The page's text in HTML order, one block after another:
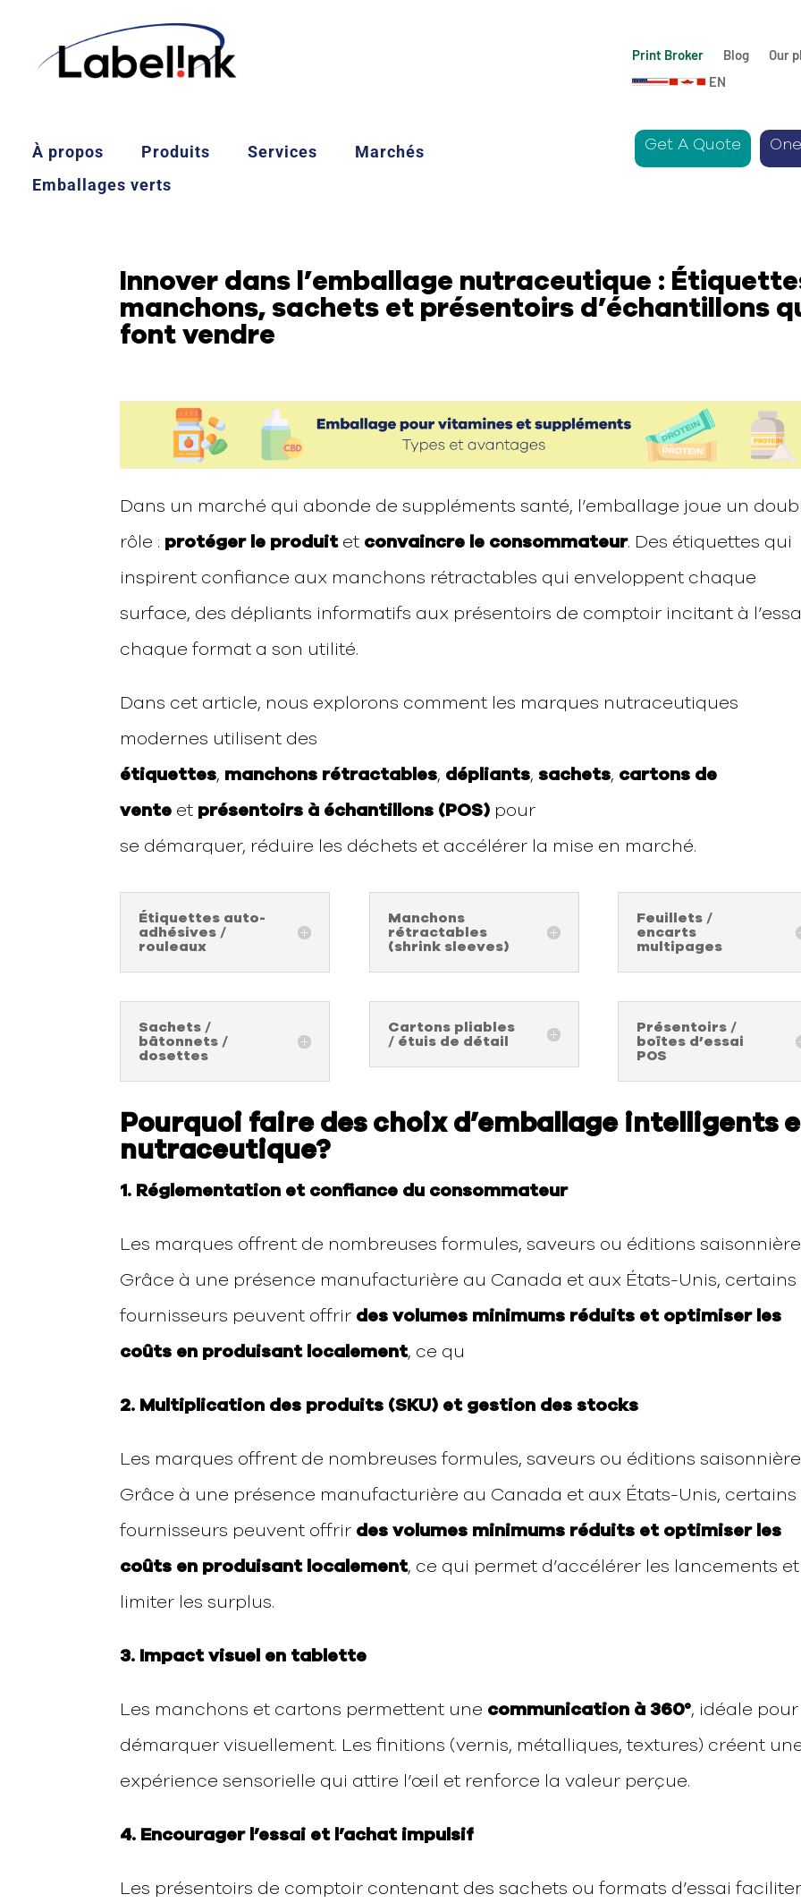
Print Broker Blog Our
EN
À propos Produits Services
Marchés
Emballages verts
Get A Quote
Innover dans l’emballage nutraceutique :
manchons, sachets et présentoirs d’échantillons
font vendre
Dans un marché qui abonde de suppléments santé, l’emballage joue un
rôle : protéger le produitet convaincre le consommateur. Des étiquettes qui
inspirent confiance aux manchons rétractables qui enveloppent chaque
surface, des dépliants informatifs aux présentoirs de comptoir incitant à
chaque format a son utilité.
Dans cet article, nous explorons comment les marques nutraceutiques
modernes utilisent des
étiquettes, manchons rétractables, dépliants,sachets, cartons de
vente et présentoirs à échantillons (POS) pour
se démarquer, réduire les déchets et accélérer la mise en marché.
Étiquettes auto-
adhésives /
rouleaux
Manchons
rétractables
(shrink sleeves)
Feuillets /
encarts
multipages
Sachets /
bâtonnets /
dosettes
Cartons pliables
/ étuis de détail
Présentoirs /
boîtes d’essai
POS
Pourquoi faire des choix d’emballage intelligents
nutraceutique?
1. Réglementation et confiance du consommateur
Les marques offrent de nombreuses formules, saveurs ou éditions
Grâce à une présence manufacturière au Canada et aux États-Unis, certains
fournisseurs peuvent offrir des volumes minimums réduits et optimiser les
coûts en produisant localement, ce qu
2. Multiplication des produits (SKU) et gestion des stocks
Les marques offrent de nombreuses formules, saveurs ou éditions
Grâce à une présence manufacturière au Canada et aux États-Unis, certains
fournisseurs peuvent offrir des volumes minimums réduits et optimiser les
coûts en produisant localement, ce qui permet d’accélérer les lancements et
limiter les surplus.
3. Impact visuel en tablette
Les manchons et cartons permettent une communication à 360°, idéale pour
démarquer visuellement. Les finitions (vernis, métalliques, textures) créent
expérience sensorielle qui attire l’œil et renforce la valeur perçue.
4. Encourager l’essai et l’achat impulsif
Les présentoirs de comptoir contenant des sachets ou formats d’essai